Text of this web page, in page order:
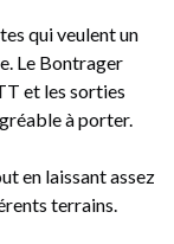
qui veulent un
Le Bontrager
et les sorties
à porter.
en laissant assez
terrains.